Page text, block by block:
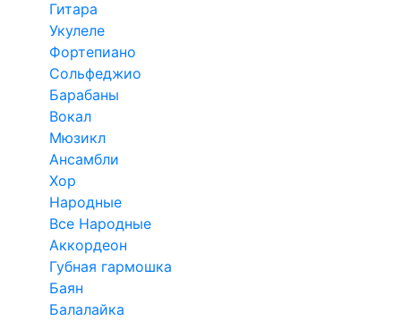
Гитара
Укулеле
Фортепиано
Сольфеджио
Барабаны
Вокал
Мюзикл
Ансамбли
Хор
Народные
Все Народные
Аккордеон
Губная гармошка
Баян
Балалайка